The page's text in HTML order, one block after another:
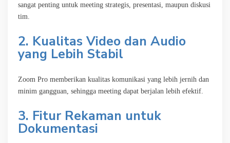
sangat penting untuk meeting strategis, presentasi, maupun diskusi
tim.
2. Kualitas Video dan Audio
yang Lebih Stabil
Zoom Pro memberikan kualitas komunikasi yang lebih jernih dan
minim gangguan, sehingga meeting dapat berjalan lebih efektif.
3. Fitur Rekaman untuk
Dokumentasi